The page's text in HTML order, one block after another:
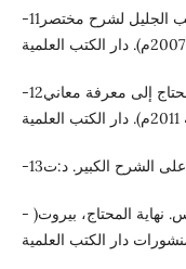
-11الحطاب، محمد بن محمد الرعيني. مواهب الجليل لشرح مختصر
-12الخطيب الشربيني، محمد بن محمد. مغني المحتاج إلى معرفة معاني
- الرملي، شمس الدين محمد بن أبي العباس. نهاية المحتاج، بيروت(